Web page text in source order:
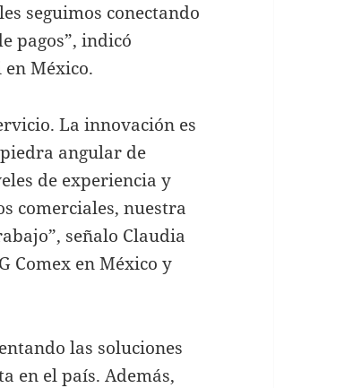
seguimos conectando
pagos”, indicó
México.
La innovación es
angular de
de experiencia y
comerciales, nuestra
señalo Claudia
Comex en México y
las soluciones
en el país. Además,